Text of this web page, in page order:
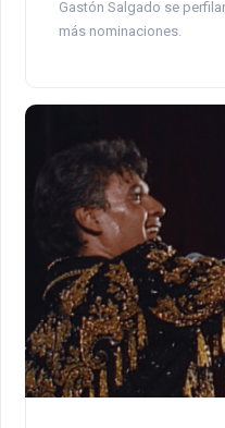
Gastón Salgado se
más nominaciones.